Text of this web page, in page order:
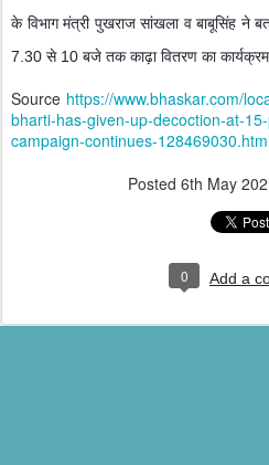
के विभाग मंत्री पुखराज सांखला व बाबूसिंह ने
7.30 से 10 बजे तक काढ़ा वितरण का कार्यक्रम
Source https://www.bhaskar.com/
bharti-has-given-up-decoction-at-
campaign-continues-
Posted 6th May
0 Add a